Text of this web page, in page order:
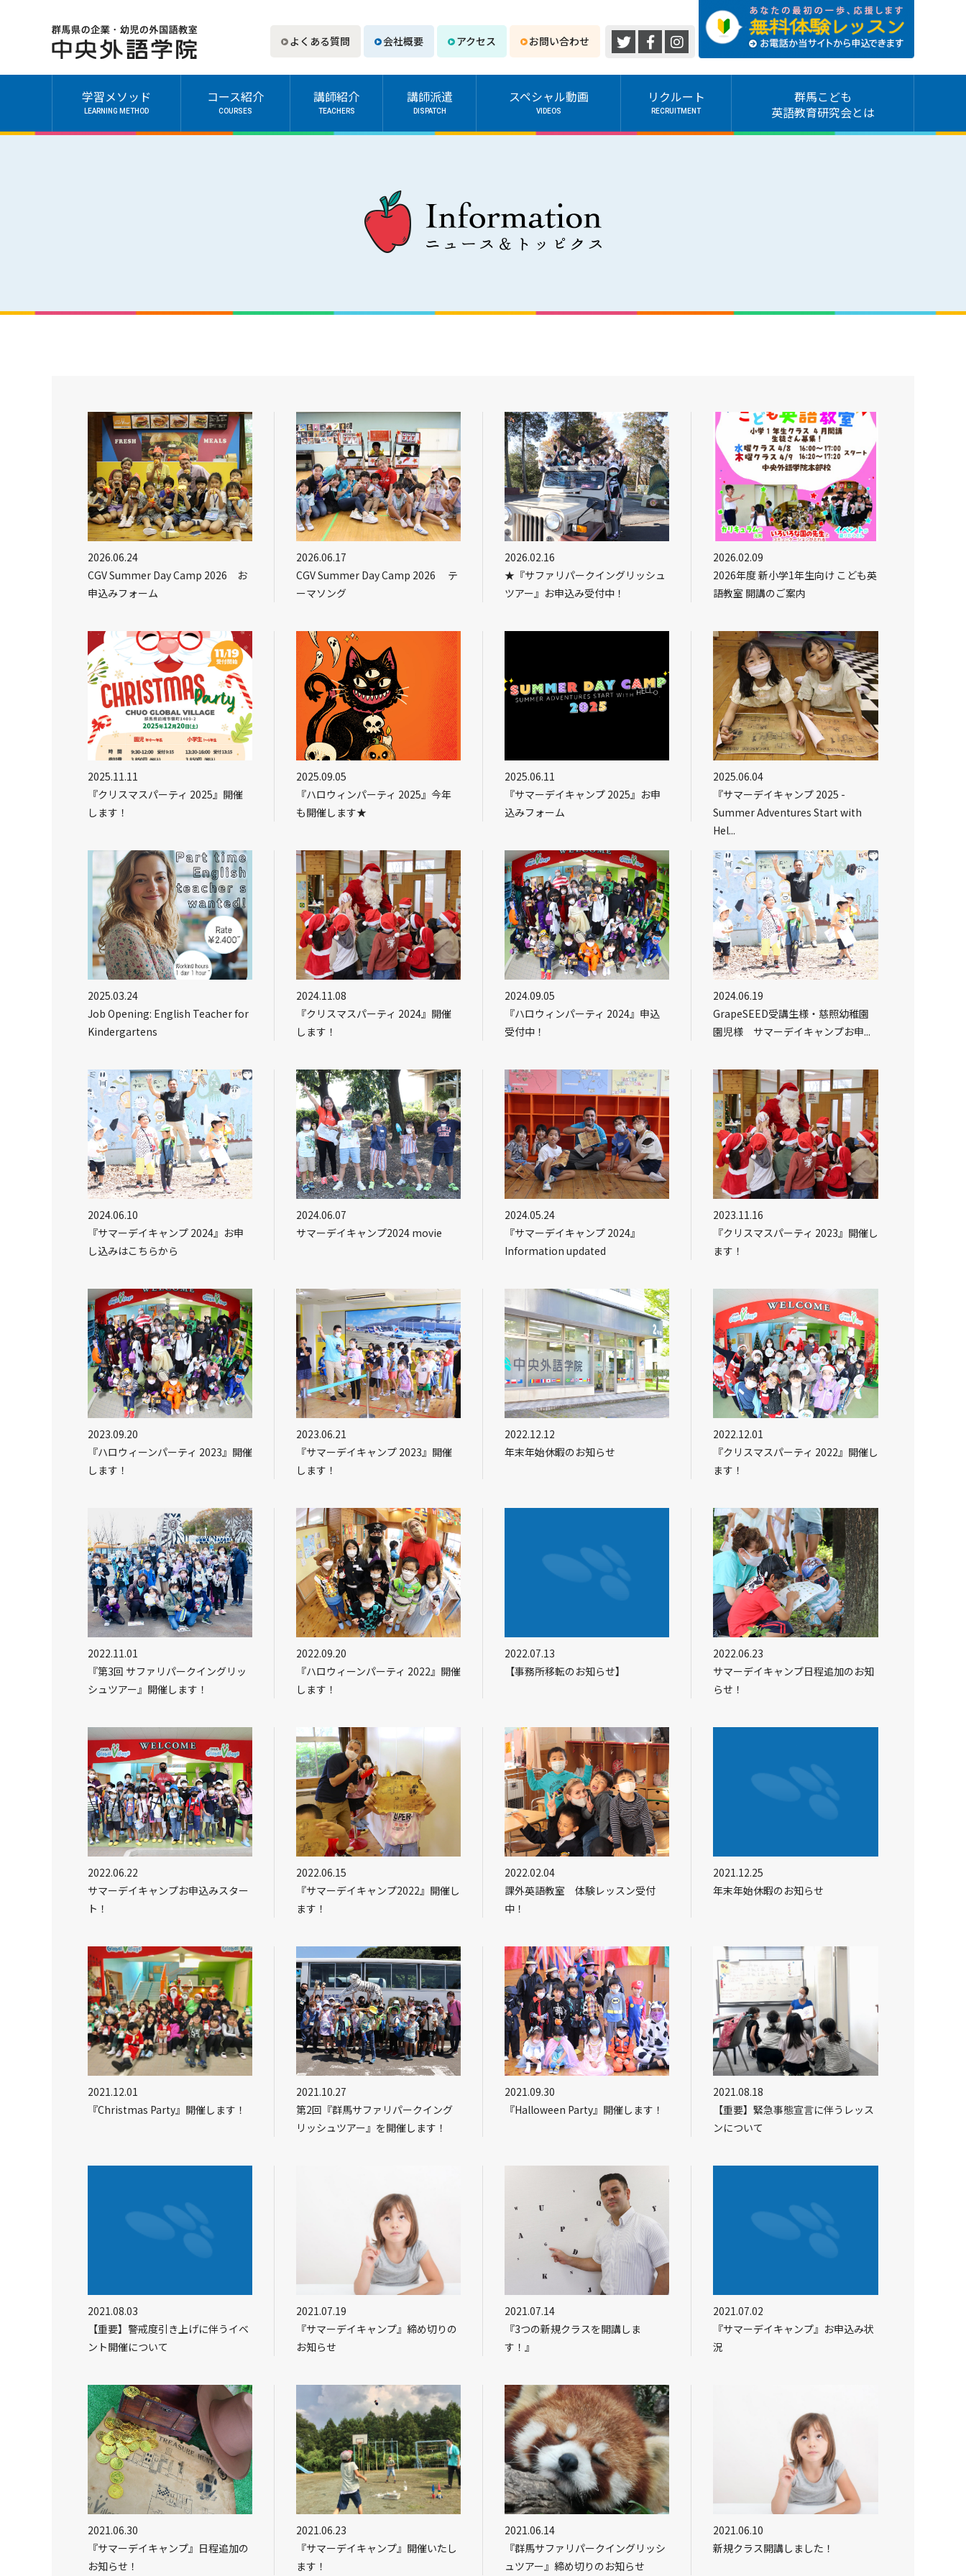
よくある質問 会社概要 アクセス お問い合わせ
学習メソッド
LEARNING METHOD
コース紹介
COURSES
キッズ
一般成人
講師紹介
TEACHERS
講師派遣
DISPATCH
スペシャル動画
VIDEOS
リクルート
RECRUITMENT
群馬こども
英語教育研究会とは
2026.06.24
CGV Summer Day Camp 2026 お
申込みフォーム
2026.06.17
CGV Summer Day Camp 2026 テ
ーマソング
2026.02.16
★『サファリパークイングリッシュ
ツアー』お申込み受付中！
2026.02.09
2026年度 新小学1年生向け こども英
語教室 開講のご案内
2025.11.11
『クリスマスパーティ 2025』開催
します！
2025.09.05
『ハロウィンパーティ 2025』今年
も開催します★
2025.06.11
『サマーデイキャンプ 2025』お申
込みフォーム
2025.06.04
『サマーデイキャンプ 2025 -
Summer Adventures Start with
Hel...
2025.03.24
Job Opening: English Teacher for
Kindergartens
2024.11.08
『クリスマスパーティ 2024』開催
します！
2024.09.05
『ハロウィンパーティ 2024』申込
受付中！
2024.06.19
GrapeSEED受講生様・慈照幼稚園
園児様 サマーデイキャンプお申...
2024.06.10
『サマーデイキャンプ 2024』お申
し込みはこちらから
2024.06.07
サマーデイキャンプ2024 movie
2024.05.24
『サマーデイキャンプ 2024』
Information updated
2023.11.16
『クリスマスパーティ 2023』開催し
ます！
2023.09.20
『ハロウィーンパーティ 2023』開催
します！
2023.06.21
『サマーデイキャンプ 2023』開催
します！
2022.12.12
年末年始休暇のお知らせ
2022.12.01
『クリスマスパーティ 2022』開催し
ます！
2022.11.01
『第3回 サファリパークイングリッ
シュツアー』開催します！
2022.09.20
『ハロウィーンパーティ 2022』開催
します！
2022.07.13
【事務所移転のお知らせ】
2022.06.23
サマーデイキャンプ日程追加のお知
らせ！
2022.06.22
サマーデイキャンプお申込みスター
ト！
2022.06.15
『サマーデイキャンプ2022』開催し
ます！
2022.02.04
課外英語教室 体験レッスン受付
中！
2021.12.25
年末年始休暇のお知らせ
2021.12.01
『Christmas Party』開催します！
2021.10.27
第2回『群馬サファリパークイング
リッシュツアー』を開催します！
2021.09.30
『Halloween Party』開催します！
2021.08.18
【重要】緊急事態宣言に伴うレッス
ンについて
2021.08.03
【重要】警戒度引き上げに伴うイベ
ント開催について
2021.07.19
『サマーデイキャンプ』締め切りの
お知らせ
2021.07.14
『3つの新規クラスを開講しま
す！』
2021.07.02
『サマーデイキャンプ』お申込み状
況
2021.06.30
『サマーデイキャンプ』日程追加の
お知らせ！
2021.06.23
『サマーデイキャンプ』開催いたし
ます！
2021.06.14
『群馬サファリパークイングリッシ
ュツアー』締め切りのお知らせ
2021.06.10
新規クラス開講しました！